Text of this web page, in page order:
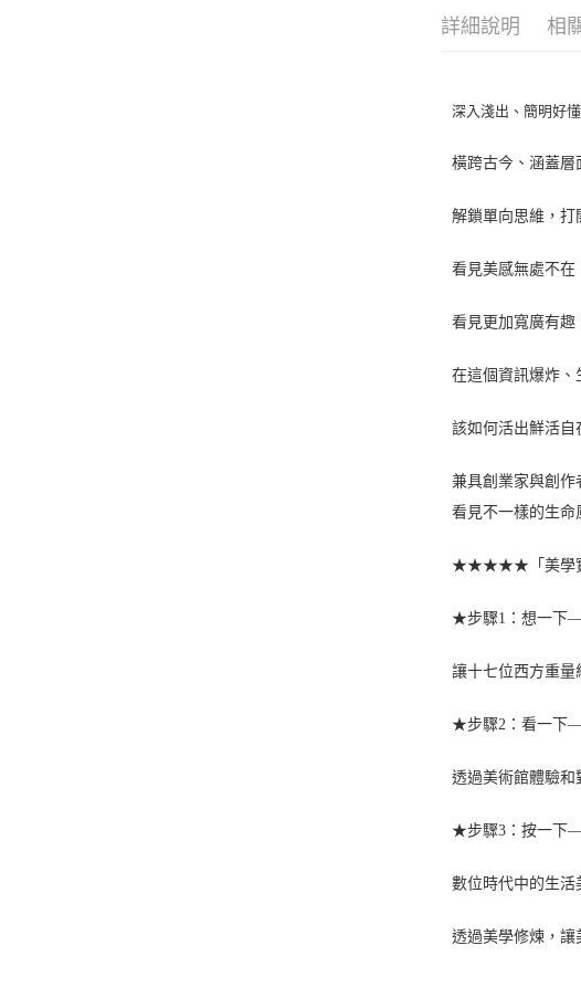
詳細說明 相
深入淺出、簡明好懂
橫跨古今、涵蓋層
解鎖單向思維，打
看見美感無處不在
看見更加寬廣有趣
在這個資訊爆炸、
該如何活出鮮活自
兼具創業家與創作
看見不一樣的生命
★★★★★「美學實
★步驟1：想一
讓十七位西方重量
★步驟2：看一
透過美術館體驗和
★步驟3：按一
數位時代中的生活
透過美學修煉，讓